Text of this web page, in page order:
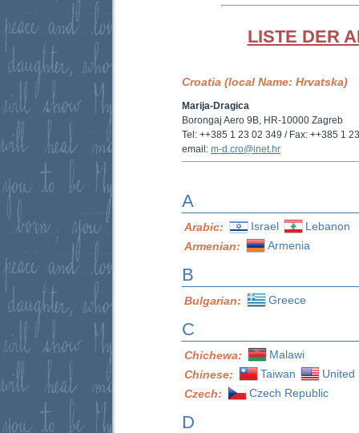
LISTE DER
Croatia (local Name: Hrvatska)
Marija-Dragica
Borongaj Aero 9B, HR-10000 Zagreb
Tel: ++385 1 23 02 349 / Fax: ++385 1
email: m-d.cro@inet.hr
A
Arabic: Israel
Lebanon
Armenian:
Armenia
B
Bulgarian: Greece
C
Chichewa:
Malawi
Chinese:
Taiwan
United
Czech:
Czech Republic
D